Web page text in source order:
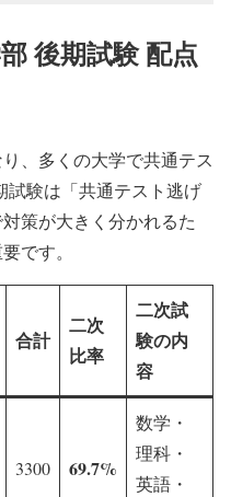
後期試験 配点
り、多くの大学で共通テス
試験は「共通テスト逃げ
策が大きく分かれるた
です。
合計
二次
比率
二次試
験の内
容
3300 69.7%
数学・
理科・
英語・